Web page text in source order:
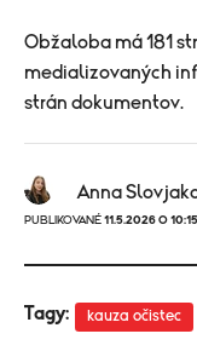
Obžaloba má 181
medializovaných
strán dokumentov.
Anna
PUBLIKOVANÉ 11.5.2026 O 10:15
Tagy: kauza očistec